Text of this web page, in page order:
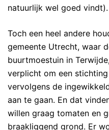
natuurlijk wel goed vindt).
Toch een heel andere
gemeente Utrecht, waar
buurtmoestuin in
verplicht om een
vervolgens de
aan te gaan. En dat
willen graag tomaten en
braakliggend grond. Er